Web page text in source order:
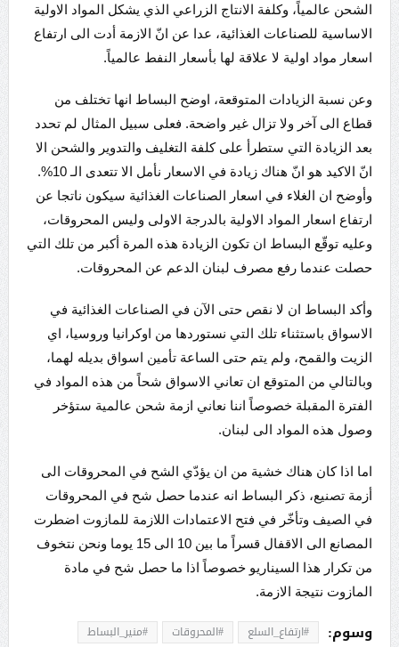
الشحن عالمياً، وكلفة الانتاج الزراعي الذي يشكل المواد الاولية
الاساسية للصناعات الغذائية، عدا عن انّ الازمة أدت الى ارتفاع
اسعار مواد اولية لا علاقة لها بأسعار النفط عالمياً.
وعن نسبة الزيادات المتوقعة، اوضح البساط انها تختلف من
قطاع الى آخر ولا تزال غير واضحة. فعلى سبيل المثال لم تحدد
بعد الزيادة التي ستطرأ على كلفة التغليف والتدوير والشحن الا
انّ الاكيد هو انّ هناك زيادة في الاسعار نأمل الا تتعدى الـ 10%.
وأوضح ان الغلاء في اسعار الصناعات الغذائية سيكون ناتجا عن
ارتفاع اسعار المواد الاولية بالدرجة الاولى وليس المحروقات،
وعليه توقّع البساط ان تكون الزيادة هذه المرة أكبر من تلك التي
حصلت عندما رفع مصرف لبنان الدعم عن المحروقات.
وأكد البساط ان لا نقص حتى الآن في الصناعات الغذائية في
الاسواق باستثناء تلك التي نستوردها من اوكرانيا وروسيا، اي
الزيت والقمح، ولم يتم حتى الساعة تأمين اسواق بديله لهما،
وبالتالي من المتوقع ان تعاني الاسواق شحاً من هذه المواد في
الفترة المقبلة خصوصاً اننا نعاني ازمة شحن عالمية ستؤخر
وصول هذه المواد الى لبنان.
اما اذا كان هناك خشية من ان يؤدّي الشح في المحروقات الى
أزمة تصنيع، ذكر البساط انه عندما حصل شح في المحروقات
في الصيف وتأخّر في فتح الاعتمادات اللازمة للمازوت اضطرت
المصانع الى الاقفال قسراً ما بين 10 الى 15 يوما ونحن نتخوف
من تكرار هذا السيناريو خصوصاً اذا ما حصل شح في مادة
المازوت نتيجة الازمة.
وسوم: #ارتفاع_السلع #المحروقات #منير_البساط